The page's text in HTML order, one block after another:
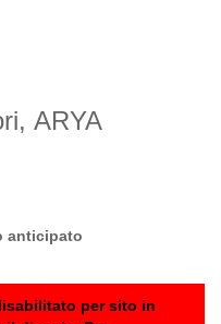
ARYA
anticipato
per sito in